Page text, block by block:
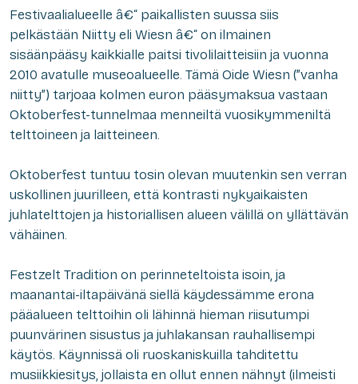
Festivaalialueelle â€“ paikallisten suussa siis
pelkästään Niitty eli Wiesn â€“ on ilmainen
sisäänpääsy kaikkialle paitsi tivolilaitteisiin ja vuonna
2010 avatulle museoalueelle. Tämä Oide Wiesn (”vanha
niitty”) tarjoaa kolmen euron pääsymaksua vastaan
Oktoberfest-tunnelmaa menneiltä vuosikymmeniltä
telttoineen ja laitteineen.
Oktoberfest tuntuu tosin olevan muutenkin sen verran
uskollinen juurilleen, että kontrasti nykyaikaisten
juhlatelttojen ja historiallisen alueen välillä on yllättävän
vähäinen.
Festzelt Tradition on perinneteltoista isoin, ja
maanantai-iltapäivänä siellä käydessämme erona
pääalueen telttoihin oli lähinnä hieman riisutumpi
puunvärinen sisustus ja juhlakansan rauhallisempi
käytös. Käynnissä oli ruoskaniskuilla tahditettu
musiikkiesitys, jollaista en ollut ennen nähnyt (ilmeisti